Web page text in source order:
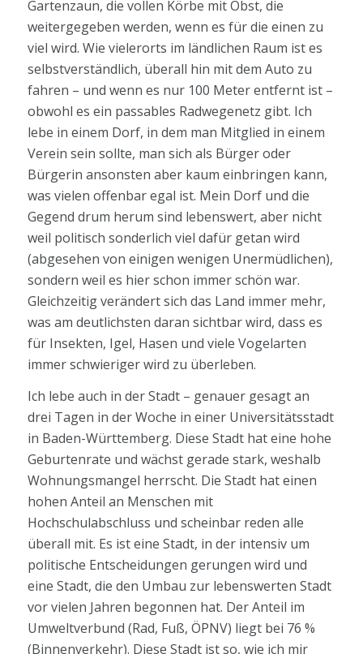
Gartenzaun, die vollen Körbe mit Obst, die
weitergegeben werden, wenn es für die einen zu
viel wird. Wie vielerorts im ländlichen Raum ist es
selbstverständlich, überall hin mit dem Auto zu
fahren – und wenn es nur 100 Meter entfernt ist –
obwohl es ein passables Radwegenetz gibt. Ich
lebe in einem Dorf, in dem man Mitglied in einem
Verein sein sollte, man sich als Bürger oder
Bürgerin ansonsten aber kaum einbringen kann,
was vielen offenbar egal ist. Mein Dorf und die
Gegend drum herum sind lebenswert, aber nicht
weil politisch sonderlich viel dafür getan wird
(abgesehen von einigen wenigen Unermüdlichen),
sondern weil es hier schon immer schön war.
Gleichzeitig verändert sich das Land immer mehr,
was am deutlichsten daran sichtbar wird, dass es
für Insekten, Igel, Hasen und viele Vogelarten
immer schwieriger wird zu überleben.
Ich lebe auch in der Stadt – genauer gesagt an
drei Tagen in der Woche in einer Universitätsstadt
in Baden-Württemberg. Diese Stadt hat eine hohe
Geburtenrate und wächst gerade stark, weshalb
Wohnungsmangel herrscht. Die Stadt hat einen
hohen Anteil an Menschen mit
Hochschulabschluss und scheinbar reden alle
überall mit. Es ist eine Stadt, in der intensiv um
politische Entscheidungen gerungen wird und
eine Stadt, die den Umbau zur lebenswerten Stadt
vor vielen Jahren begonnen hat. Der Anteil im
Umweltverbund (Rad, Fuß, ÖPNV) liegt bei 76 %
(Binnenverkehr). Diese Stadt ist so, wie ich mir